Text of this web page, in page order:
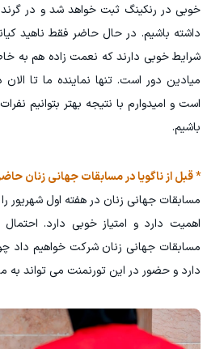
خوبی در رنکینگ ثبت خواهد شد و در
داشته باشیم. در حال حاضر فقط ناهید
شرایط خوبی دارند که نعمت زاده هم به
میادین دور است. تنها نماینده ما تا
است و امیدوارم با نتیجه بهتر بتوانیم
باشیم.
* قبل از ناگویا در مسابقات جهانی زنان
مسابقات جهانی زنان در هفته اول شهریور
اهمیت دارد و امتیاز خوبی دارد. احتمال
مسابقات جهانی زنان شرکت خواهیم داد
دارد و حضور در این تورنمنت می تواند به